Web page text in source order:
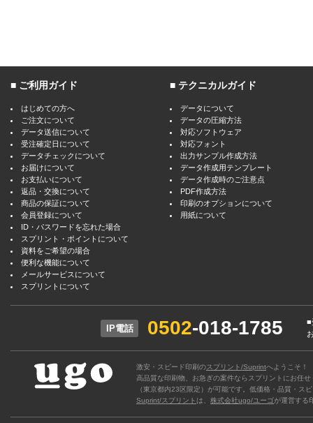
ご利用ガイド
はじめての方へ
ご注文について
データ送信について
受注確定日について
データチェックについて
お届けについて
お支払いについて
返品・交換について
商品の保証について
会員登録について
ID・パスワードを忘れた場合
スプリント・ポイントについて
資料をご希望の場合
便利な機能について
メールサービスについて
スプリントについて
テクニカルガイド
データについて
データの圧縮方法
対応ソフトウェア
対応フォント
出力サンプル作成方法
データ作成用テンプレート
データ作成時のご注意点
PDF作成方法
印刷のオプションについて
用紙について
IP電話 0502-018-1785
■
激安・スピード印刷のスプリント/Suprintへようこそ！
高品質な印刷物、お急ぎの案件ならスプリントにお任
（東京都内23区限定）が可能です。低価格・品質・ス
Suprint/スプリントは、 株式会社ugo/ユーゴが運営する